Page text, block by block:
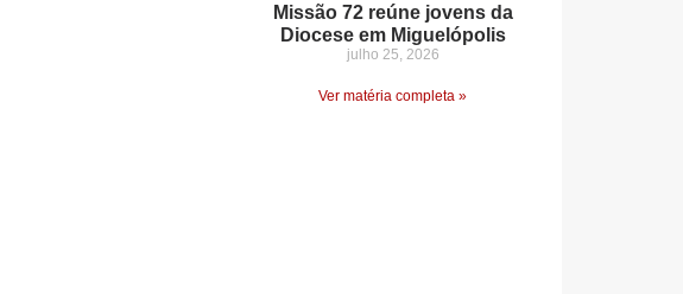
Missão 72 reúne jovens da
Diocese em Miguelópolis
julho 25, 2026
Ver matéria completa »